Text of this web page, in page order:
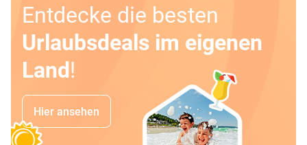
Entdecke die besten
Urlaubsdeals im eigenen
Land!
Hier ansehen